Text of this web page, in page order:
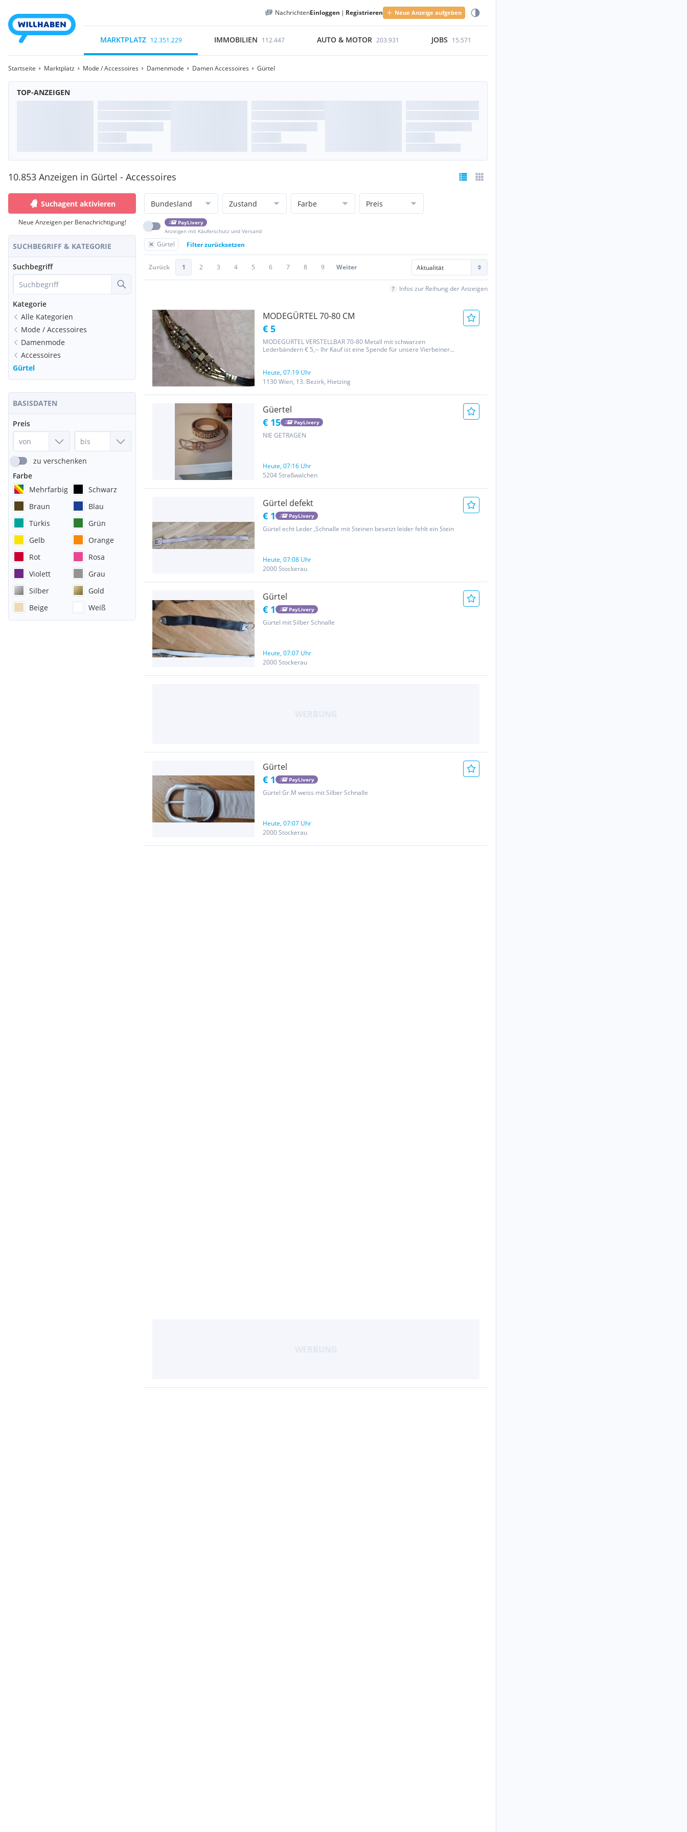
NachrichtenEinloggen | Registrieren Neue Anzeige aufgeben
MARKTPLATZ 12.351.229 IMMOBILIEN 112.447 AUTO & MOTOR 203.931 JOBS 15.571
Startseite Marktplatz Mode / Accessoires Damenmode Damen Accessoires Gürtel
TOP-ANZEIGEN
10.853 Anzeigen in Gürtel - Accessoires
Suchagent aktivieren
Neue Anzeigen per Benachrichtigung!
SUCHBEGRIFF & KATEGORIE
Suchbegriff
Kategorie
Alle Kategorien
Mode / Accessoires
Damenmode
Accessoires
Gürtel
BASISDATEN
Preis
zu verschenken
Farbe
Mehrfarbig
Schwarz
Braun
Blau
Türkis
Grün
Gelb
Orange
Rot
Rosa
Violett
Grau
Silber
Gold
Beige
Weiß
Bundesland Zustand Farbe Preis
PayLivery
Anzeigen mit Käuferschutz und Versand
Gürtel Filter zurücksetzen
Zurück 1 2 3 4 5 6 7 8 9 Weiter
Infos zur Reihung der Anzeigen
MODEGÜRTEL 70-80 CM
€ 5
MODEGÜRTEL VERSTELLBAR 70-80 Metall mit schwarzen
Lederbändern € 5,-- Ihr Kauf ist eine Spende für unsere Vierbeiner
Heute, 07:19 Uhr
1130 Wien, 13. Bezirk, Hietzing
Güertel
€ 15 PayLivery
NIE GETRAGEN
Heute, 07:16 Uhr
5204 Straßwalchen
Gürtel defekt
€ 1 PayLivery
Gürtel echt Leder ,Schnalle mit Steinen besetzt leider fehlt ein Stein
Heute, 07:08 Uhr
2000 Stockerau
Gürtel
€ 1 PayLivery
Gürtel mit Silber Schnalle
Heute, 07:07 Uhr
2000 Stockerau
Gürtel
€ 1 PayLivery
Gürtel Gr.M weiss mit Silber Schnalle
Heute, 07:07 Uhr
2000 Stockerau